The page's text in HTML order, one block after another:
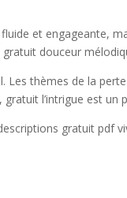
et engageante,
douceur
Les thèmes de la
l’intrigue est un
gratuit pdf